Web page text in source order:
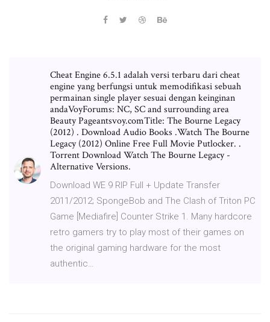
Cheat Engine 6.5.1 adalah versi terbaru dari cheat
engine yang berfungsi untuk memodifikasi sebuah
permainan single player sesuai dengan keinginan
andaVoyForums: NC, SC and surrounding area
Beauty Pageantsvoy.comTitle: The Bourne Legacy
(2012) . Download Audio Books .Watch The Bourne
Legacy (2012) Online Free Full Movie Putlocker. .
Torrent Download Watch The Bourne Legacy -
Alternative Versions.
Download WE 9 RIP Full + Update Transfer
2011/2012; SpongeBob and The Clash of Triton PC
Game [Mediafire] Counter Strike 1. Many hardcore
retro gamers try to play most of their games on
the original gaming hardware for the most
authentic…